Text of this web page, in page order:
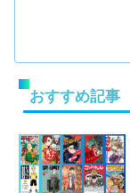
おすすめ記事